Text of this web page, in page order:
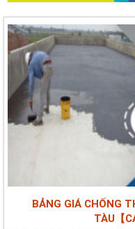
BẢNG GIÁ CHỐNG
TÀU【